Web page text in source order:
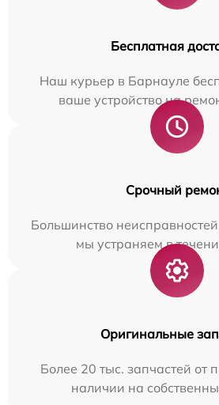
Бесплатная
Наш курьер в Барнауле
ваше устройство на
Срочный
Большинство
мы устраняем в
Оригинальные
Более 20 тыс. запчастей от
наличии на